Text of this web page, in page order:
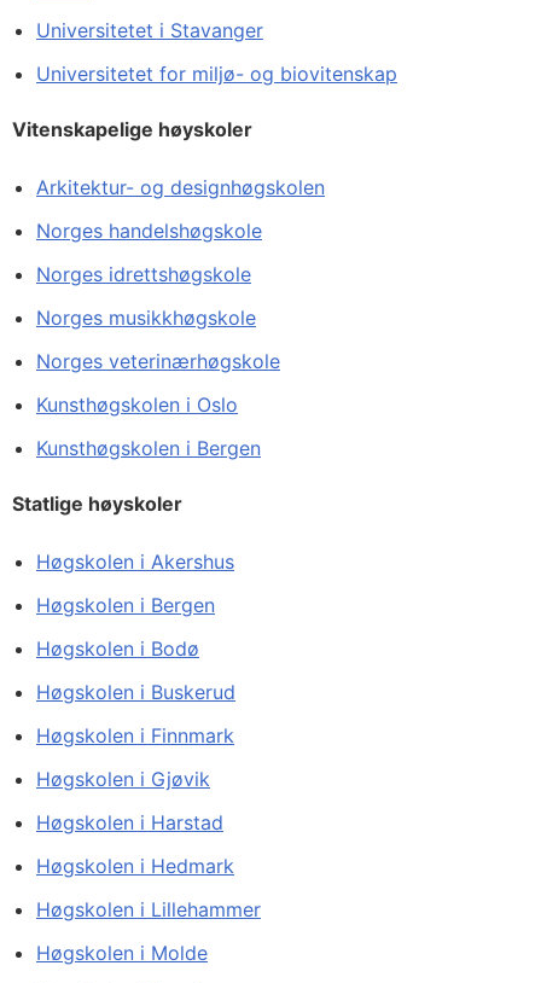
Universitetet i Stavanger
Universitetet for miljø- og biovitenskap
Vitenskapelige høyskoler
Arkitektur- og designhøgskolen
Norges handelshøgskole
Norges idrettshøgskole
Norges musikkhøgskole
Norges veterinærhøgskole
Kunsthøgskolen i Oslo
Kunsthøgskolen i Bergen
Statlige høyskoler
Høgskolen i Akershus
Høgskolen i Bergen
Høgskolen i Bodø
Høgskolen i Buskerud
Høgskolen i Finnmark
Høgskolen i Gjøvik
Høgskolen i Harstad
Høgskolen i Hedmark
Høgskolen i Lillehammer
Høgskolen i Molde